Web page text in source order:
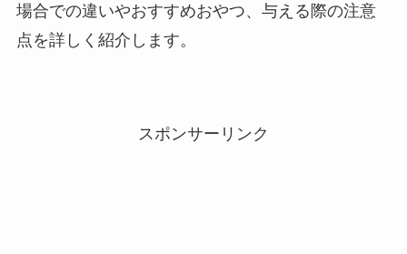
場合での違いやおすすめおやつ、与える際の注意
点を詳しく紹介します。
スポンサーリンク